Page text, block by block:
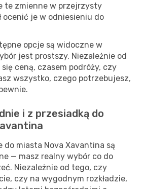
te zmienne w przejrzysty
ocenić je w odniesieniu do
opcje są widoczne w
jest prostszy. Niezależnie od
ceną, czasem podróży, czy
wszystko, czego potrzebujesz,
i z przesiadką do
do miasta Nova Xavantina są
— masz realny wybór co do
Niezależnie od tego, czy
czy na wygodnym rozkładzie,